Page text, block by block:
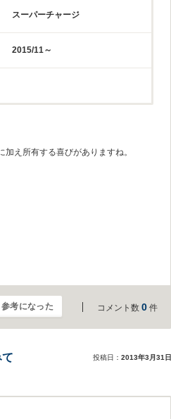
スーパーチャージ
2015/11～
え所有する喜びがありますね。
参考になった コメント数 0 件
投稿日： 2013年3月31日